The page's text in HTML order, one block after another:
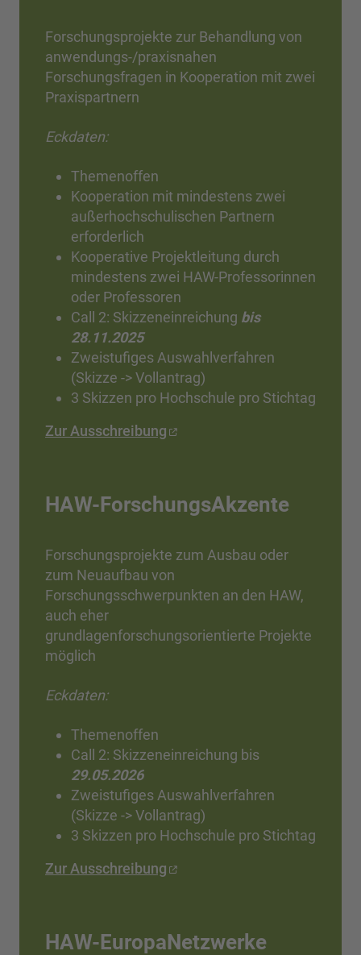
Forschungsprojekte zur Behandlung von
anwendungs-/praxisnahen
Forschungsfragen in Kooperation mit zwei
Praxispartnern
Eckdaten:
Themenoffen
Kooperation mit mindestens zwei
außerhochschulischen Partnern
erforderlich
Kooperative Projektleitung durch
mindestens zwei HAW-Professorinnen
oder Professoren
Call 2: Skizzeneinreichung bis
28.11.2025
Zweistufiges Auswahlverfahren
(Skizze -> Vollantrag)
3 Skizzen pro Hochschule pro Stichtag
Zur Ausschreibung
HAW-ForschungsAkzente
Forschungsprojekte zum Ausbau oder
zum Neuaufbau von
Forschungsschwerpunkten an den HAW,
auch eher
grundlagenforschungsorientierte Projekte
möglich
Eckdaten:
Themenoffen
Call 2: Skizzeneinreichung bis
29.05.2026
Zweistufiges Auswahlverfahren
(Skizze -> Vollantrag)
3 Skizzen pro Hochschule pro Stichtag
Zur Ausschreibung
HAW-EuropaNetzwerke